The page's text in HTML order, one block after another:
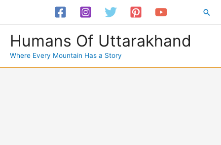
Humans Of Uttarakhand
Where Every Mountain Has a Story